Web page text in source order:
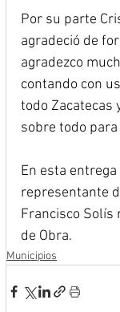
Por su parte
agradeció de
agradezco
contando con
todo
sobre todo
En esta
representante
Francisco Solís
de Obra.
Municipios